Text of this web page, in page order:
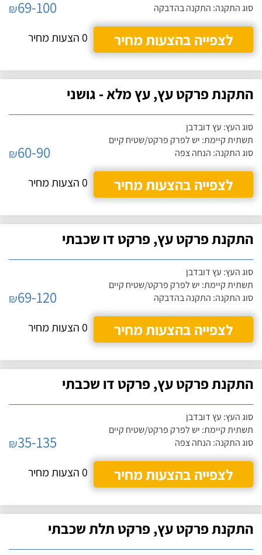
סוג התקנה: התקנה בהדבקה
₪69-100
לצפייה בהצעות מחיר
0 הצעות מחיר
התקנת פרקט עץ, עץ מלא - גושני
סוג העץ: עץ דובדבן
תשתית קיימת: יש לפרק פרקט/שטיח קיים
סוג התקנה: הנחה צפה
₪60-90
לצפייה בהצעות מחיר
0 הצעות מחיר
התקנת פרקט עץ, פרקט דו שכבתי
סוג העץ: עץ דובדבן
תשתית קיימת: יש לפרק פרקט/שטיח קיים
סוג התקנה: התקנה בהדבקה
₪69-120
לצפייה בהצעות מחיר
0 הצעות מחיר
התקנת פרקט עץ, פרקט דו שכבתי
סוג העץ: עץ דובדבן
תשתית קיימת: יש לפרק פרקט/שטיח קיים
סוג התקנה: הנחה צפה
₪35-135
לצפייה בהצעות מחיר
0 הצעות מחיר
התקנת פרקט עץ, פרקט תלת שכבתי